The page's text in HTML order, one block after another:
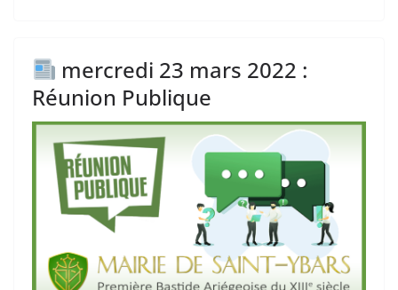
mercredi 23 mars 2022 :
Réunion Publique